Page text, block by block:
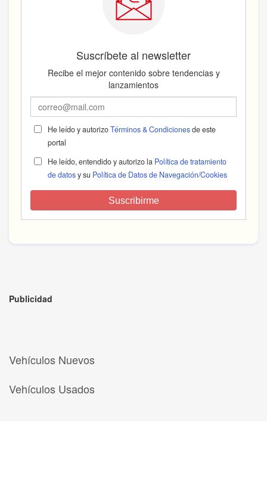
Suscríbete al newsletter
Recibe el mejor contenido sobre tendencias y
lanzamientos
He leído y autorizoTérminos & Condicionesde este
portal
He leído, entendido y autorizo la Política de tratamiento
de datosy su Política de Datos de Navegación/Cookies
Suscribirme
Publicidad
Vehículos Nuevos
Vehículos Usados